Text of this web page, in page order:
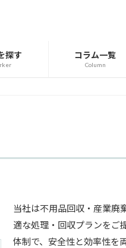
探す コラム一覧
Column
当社は不用品回収・産業廃
適な処理・回収プランをご
体制で、安全性と効率性を